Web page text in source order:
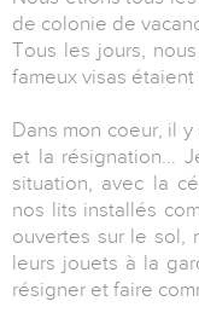
de colonie de
Tous les jours,
fameux visas étaient
Dans mon coeur, il
et la résignation...
situation, avec la
nos lits installés
ouvertes sur le sol,
leurs jouets à la
résigner et faire